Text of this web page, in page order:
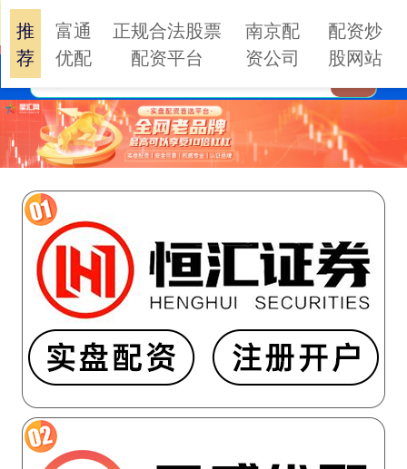
推
荐
富通
优配
正规合法股票
配资平台
南京配
资公司
配资炒
股网站